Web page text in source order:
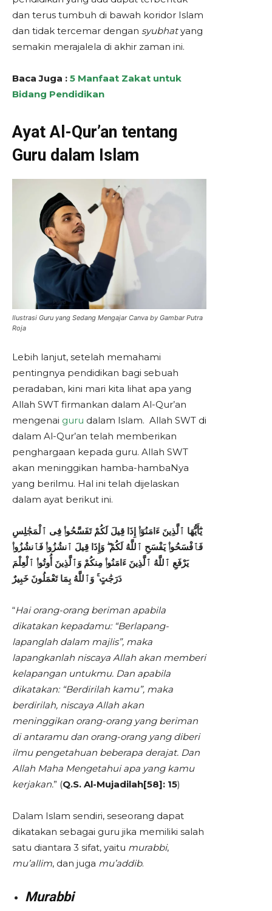
dan terus tumbuh di bawah koridor Islam
dan tidak tercemar dengan syubhatyang
semakin merajalela di akhir zaman ini.
Baca Juga : 5 Manfaat Zakat untuk
Bidang Pendidikan
Ayat Al-Qur’an tentang
Guru dalam Islam
Ilustrasi Guru yang Sedang Mengajar Canva by Gambar Putra
Roja
Lebih lanjut, setelah memahami
pentingnya pendidikan bagi sebuah
peradaban, kini mari kita lihat apa yang
Allah SWT firmankan dalam Al-Qur’an
mengenai guru dalam Islam. Allah SWT di
dalam Al-Qur’an telah memberikan
penghargaan kepada guru. Allah SWT
akan meninggikan hamba-hambaNya
yang berilmu. Hal ini telah dijelaskan
dalam ayat berikut ini.
يَٰٓأَيُّهَا ٱلَّذِينَ ءَامَنُوٓا۟ إِذَا قِيلَ لَكُمْ تَفَسَّحُوا۟ فِى ٱلْمَجَٰلِسِ
فَٱفْسَحُوا۟ يَفْسَحِ ٱللَّهُ لَكُمْ ۖ وَإِذَا قِيلَ ٱنشُزُوا۟ فَٱنشُزُوا۟
يَرْفَعِ ٱللَّهُ ٱلَّذِينَ ءَامَنُوا۟ مِنكُمْ وَٱلَّذِينَ أُوتُوا۟ ٱلْعِلْمَ
دَرَجَٰتٍ ۚ وَٱللَّهُ بِمَا تَعْمَلُونَ خَبِيرٌ
“Hai orang-orang beriman apabila
dikatakan kepadamu: “Berlapang-
lapanglah dalam majlis”, maka
lapangkanlah niscaya Allah akan memberi
kelapangan untukmu. Dan apabila
dikatakan: “Berdirilah kamu”, maka
berdirilah, niscaya Allah akan
meninggikan orang-orang yang beriman
di antaramu dan orang-orang yang diberi
ilmu pengetahuan beberapa derajat. Dan
Allah Maha Mengetahui apa yang kamu
kerjakan.” (Q.S. Al-Mujadilah[58]: 15)
Dalam Islam sendiri, seseorang dapat
dikatakan sebagai guru jika memiliki salah
satu diantara 3 sifat, yaitu murabbi,
mu’allim, dan juga mu’addib.
Murabbi